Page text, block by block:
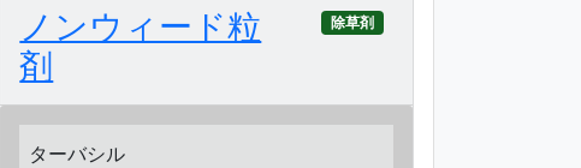
ノンウィード粒
剤
除草剤
ターバシル